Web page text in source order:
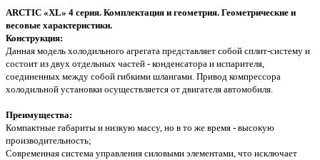
ARCTIC «XL» 4 серия. Комплектация и геометрия. Геометрические и
весовые характеристики.
Конструкция:
Данная модель холодильного агрегата представляет собой сплит-систему и
состоит из двух отдельных частей - конденсатора и испарителя,
соединенных между собой гибкими шлангами. Привод компрессора
холодильной установки осуществляется от двигателя автомобиля.
Преимущества:
Компактные габариты и низкую массу, но в то же время - высокую
производительность;
Современная система управления силовыми элементами, что исключает